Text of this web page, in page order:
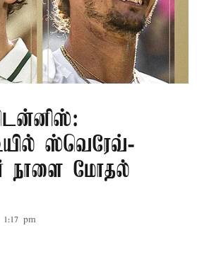
ஸ்வெரேவ்-
நாளை மோதல்
1:17 pm